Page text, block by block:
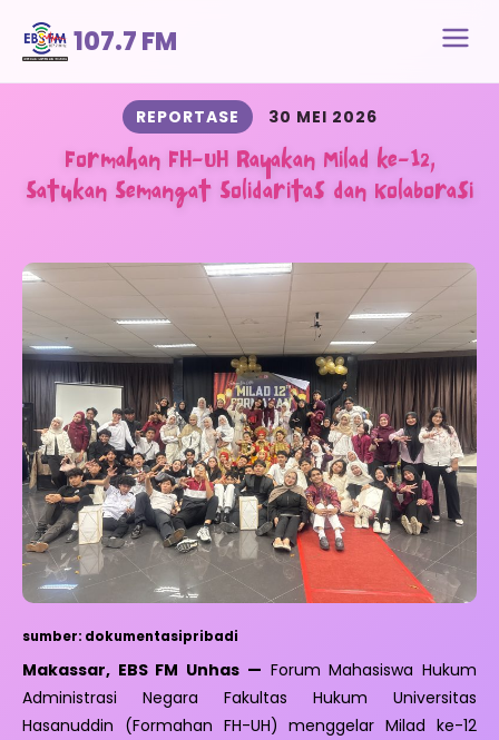
107.7 FM
REPORTASE 30 MEI 2026
Formahan FH-UH Rayakan Milad ke-12,
Satukan Semangat Solidaritas dan Kolaborasi
sumber: dokumentasipribadi
Makassar, EBS FM Unhas — Forum Mahasiswa Hukum
Administrasi Negara Fakultas Hukum Universitas
Hasanuddin (Formahan FH-UH) menggelar Milad ke-12